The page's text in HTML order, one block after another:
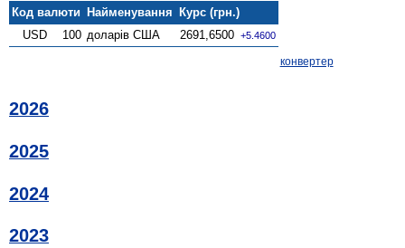
Код валюти Найменування
Курс (грн.)
USD
100 доларів США 2691,6500 +5.4600
конвертер
2026
2025
2024
2023